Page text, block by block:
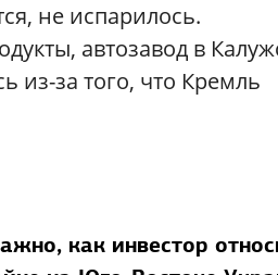
не испарилось.
автозавод в
из-за того, что Кремль
как инвестор